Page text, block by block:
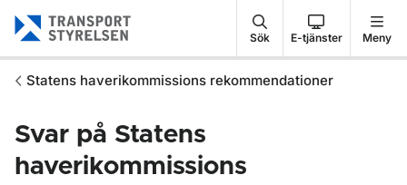
Gå till sidans innehåll Sök E-tjänster Meny
Statens haverikommissions rekommendationer
Svar på Statens
haverikommissions